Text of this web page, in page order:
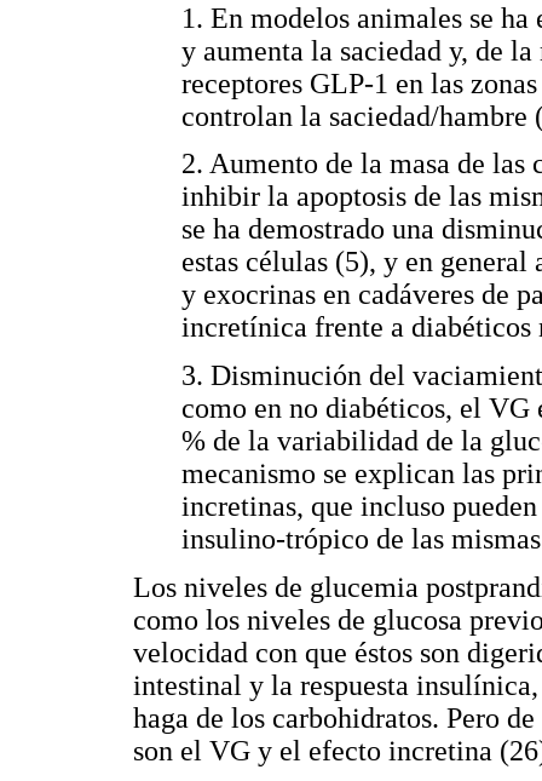
1. En modelos animales se
y aumenta la saciedad y, de
receptores GLP-1 en las
controlan la saciedad/hambre
2. Aumento de la masa de
inhibir la apoptosis de las
se ha demostrado una
estas células (5), y en
y exocrinas en cadáveres de
incretínica frente a diabéticos
3. Disminución del
como en no diabéticos, el VG
% de la variabilidad de la
mecanismo se explican las
incretinas, que incluso
insulino-trópico de las
Los niveles de glucemia
como los niveles de glucosa
velocidad con que éstos son
intestinal y la respuesta
haga de los carbohidratos. Pero
son el VG y el efecto incretina